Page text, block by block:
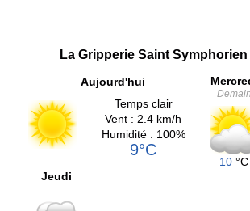
La Gripperie Saint
Aujourd'hui
Temps clair
Vent : 2.4 km/h
Humidité : 100%
9°C
Demain
10 °C
Jeudi